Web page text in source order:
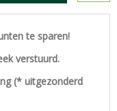
te sparen!
verstuurd.
(* uitgezonderd